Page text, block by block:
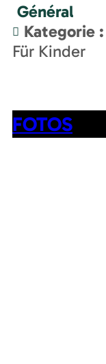
Général
Kategorie :
Für Kinder
FOTOS